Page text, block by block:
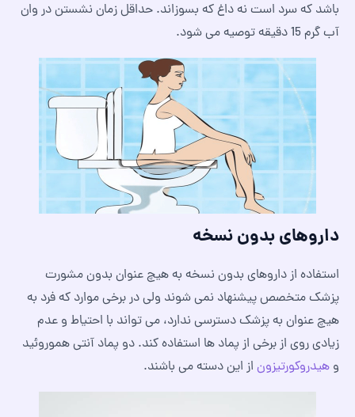
باشد که سرد است نه داغ که بسوزاند. حداقل زمان نشستن در وان
آب گرم 15 دقیقه توصیه می شود.
داروهای بدون نسخه
استفاده از داروهای بدون نسخه به هیچ عنوان بدون مشورت
پزشک متخصص پیشنهاد نمی شوند ولی در برخی موارد که فرد به
هیچ عنوان به پزشک دسترسی ندارد، می تواند با احتیاط و عدم
زیادی روی از برخی از پماد ها استفاده کند. دو پماد آنتی هموروئید
و هیدروکورتیزون از این دسته می باشند.